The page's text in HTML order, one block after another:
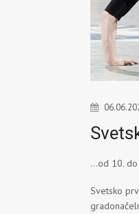
...od 10.
Svetsko